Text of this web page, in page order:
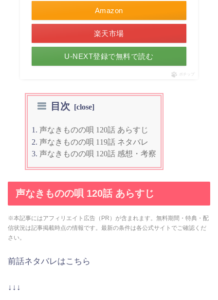
Amazon
楽天市場
U-NEXT登録で無料で読む
ポチップ
目次
声なきものの唄 120話 あらすじ
声なきものの唄 119話 ネタバレ
声なきものの唄 120話 感想・考察
声なきものの唄 120話 あらすじ
※本記事にはアフィリエイト広告（PR）が含まれます。無料期間・特典・配
信状況は記事掲載時点の情報です。最新の条件は各公式サイトでご確認くだ
さい。
前話ネタバレはこちら
↓↓↓